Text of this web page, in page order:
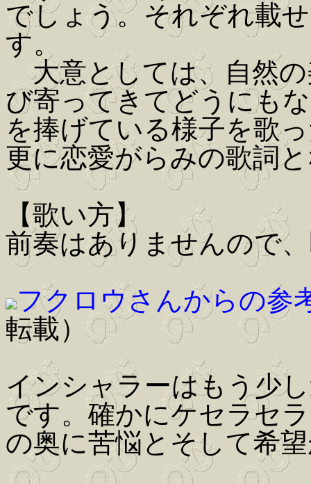
でしょう。それぞれ載
す。
大意としては、自然
び寄ってきてどうにも
を捧げている様子を歌
更に恋愛がらみの歌詞
【歌い方】
前奏はありませんので
フクロウさんからの参
転載）
インシャラーはもう少
です。確かにケセラセ
の奥に苦悩とそして希